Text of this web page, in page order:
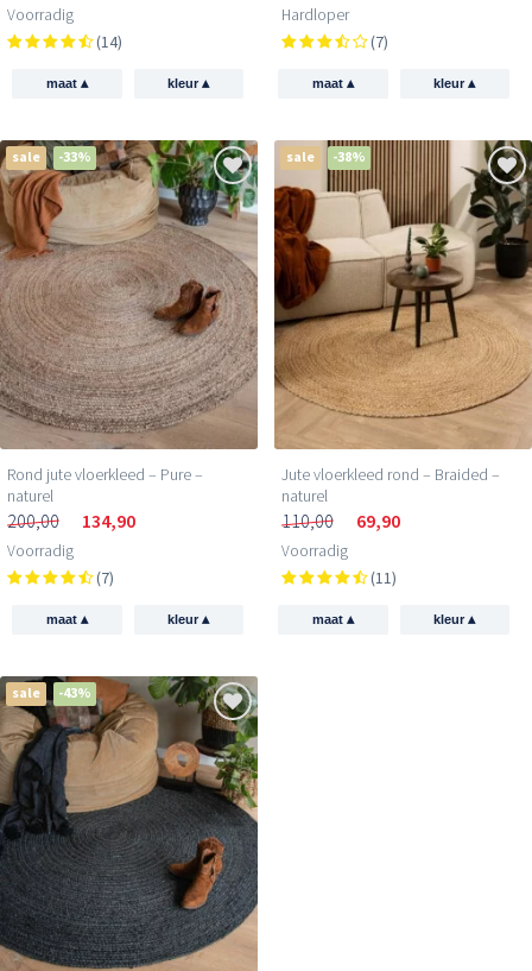
Voorradig
(14)
maat ▴ kleur▴
Hardloper
(7)
maat ▴ kleur▴
sale -33%
Rond jute vloerkleed – Pure –
naturel
200,00 134,90
Voorradig
(7)
maat ▴ kleur▴
sale -38%
Jute vloerkleed rond – Braided –
naturel
110,00 69,90
Voorradig
(11)
maat ▴ kleur▴
sale -43%